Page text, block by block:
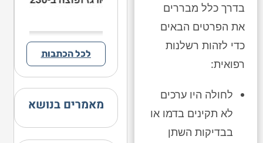
בדרך כלל מבררים
את הפרטים הבאים
כדי לזהות רשלנות
רפואית:
לחולה היו ערכים
לא תקינים בדמו או
בבדיקות השתן
לכל הכתבות
מאמרים בנושא